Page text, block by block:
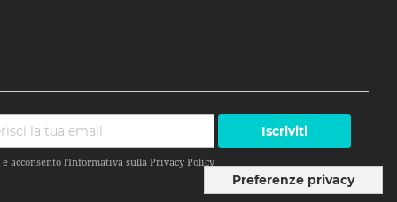
acconsento l'Informativa sulla Privacy Policy
Iscriviti